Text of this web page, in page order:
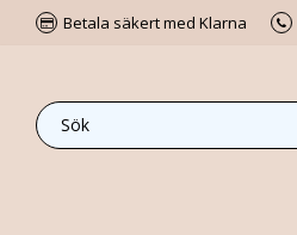
Betala säkert med Klarna